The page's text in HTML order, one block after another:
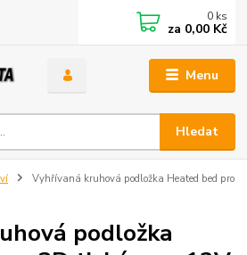
Menu
Hledat
0 ks
za 0,00 Kč
Vyhřívaná kruhová podložka Heated bed pro
podložka